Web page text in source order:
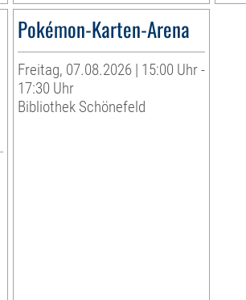
Pokémon-Karten-Arena
Freitag, 07.08.2026 | 15:00 Uhr -
17:30 Uhr
Bibliothek Schönefeld